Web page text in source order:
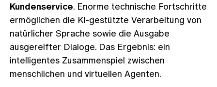
Kundenservice. Enorme technische Fortschritte
ermöglichen die KI-gestützte Verarbeitung von
natürlicher Sprache sowie die Ausgabe
ausgereifter Dialoge. Das Ergebnis: ein
intelligentes Zusammenspiel zwischen
menschlichen und virtuellen Agenten.